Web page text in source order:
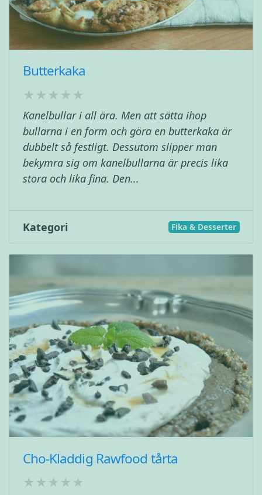
Butterkaka
Kanelbullar i all ära. Men att sätta ihop
bullarna i en form och göra en butterkaka är
dubbelt så festligt. Dessutom slipper man
bekymra sig om kanelbullarna är precis lika
stora och lika fina. Den...
Kategori Fika & Desserter
Cho-Kladdig Rawfood tårta